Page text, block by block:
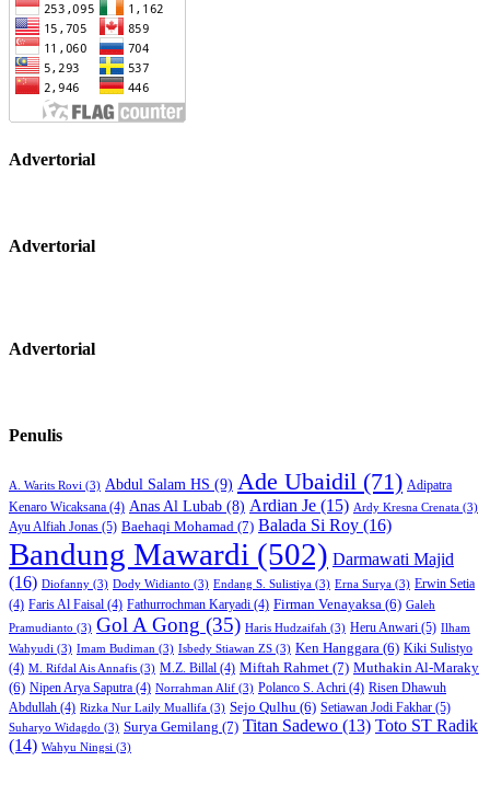
Advertorial
Advertorial
Advertorial
Penulis
A. Warits Rovi (3) Abdul Salam HS (9) Ade Ubaidil (71) Adipatra
Kenaro Wicaksana (4) Anas Al Lubab (8) Ardian Je (15) Ardy Kresna Crenata (3)
Ayu Alfiah Jonas (5) Baehaqi Mohamad (7) Balada Si Roy (16)
Bandung Mawardi (502) Darmawati Majid
(16) Diofanny (3) Dody Widianto (3) Endang S. Sulistiya (3) Erna Surya (3) Erwin Setia
(4) Faris Al Faisal (4) Fathurrochman Karyadi (4) Firman Venayaksa (6) Galeh
Pramudianto (3) Gol A Gong (35) Haris Hudzaifah (3) Heru Anwari (5) Ilham
Wahyudi (3) Imam Budiman (3) Isbedy Stiawan ZS (3) Ken Hanggara (6) Kiki Sulistyo
(4) M. Rifdal Ais Annafis (3) M.Z. Billal (4) Miftah Rahmet (7) Muthakin Al-Maraky
(6) Nipen Arya Saputra (4) Norrahman Alif (3) Polanco S. Achri (4) Risen Dhawuh
Abdullah (4) Rizka Nur Laily Muallifa (3) Sejo Qulhu (6) Setiawan Jodi Fakhar (5)
Suharyo Widagdo (3) Surya Gemilang (7) Titan Sadewo (13) Toto ST Radik
(14) Wahyu Ningsi (3)